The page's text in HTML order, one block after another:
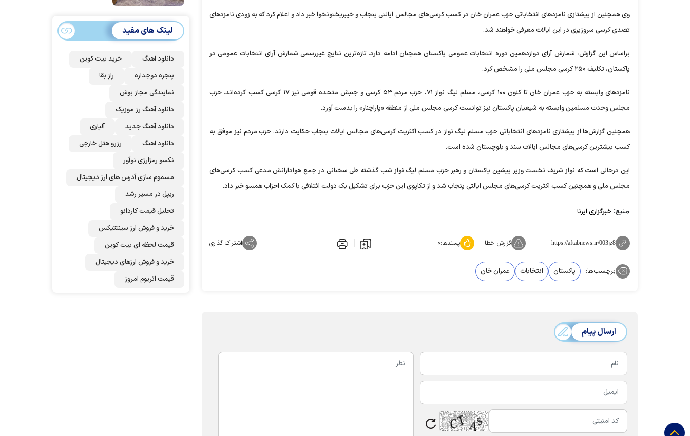
وی همچنین از پیشتازی نامزد‌های انتخاباتی حزب عمران خان در کسب کرسی‌های مجالس ایالتی پنجاب و خیبرپختونخوا خبر داد و اعلام کرد که به زودی نامزد‌های
تصدی کرسی سروزیری در این ایالات معرفی خواهند شد.
براساس این گزارش، شمارش آرای دوازدهمین دوره انتخابات عمومی پاکستان همچنان ادامه دارد. تازه‌ترین نتایج غیررسمی شمارش آرای انتخابات عمومی در
پاکستان، تکلیف ۲۵۰ کرسی مجلس ملی را مشخص کرد.
نامزد‌های وابسته به حزب عمران خان تا کنون ۱۰۰ کرسی، مسلم لیگ نواز ۷۱، حزب مردم ۵۳ کرسی و جنبش متحده قومی نیز ۱۷ کرسی کسب کرده‌اند. حزب
مجلس وحدت مسلمین وابسته به شیعیان پاکستان نیز توانست کرسی مجلس ملی از منطقه «پاراچنار» را بدست آورد.
همچنین گزارش‌ها از پیشتازی نامزد‌های انتخاباتی حزب مسلم لیگ نواز در کسب اکثریت کرسی‌های مجالس ایالات پنجاب حکایت دارند. حزب مردم نیز موفق به
کسب بیشترین کرسی‌های مجالس ایالات سند و بلوچستان شده است.
این درحالی است که نواز شریف نخست وزیر پیشین پاکستان و رهبر حزب مسلم لیگ نواز شب گذشته طی سخنانی در جمع هوادارانش مدعی کسب کرسی‌های
مجلس ملی و همچنین کسب اکثریت کرسی‌های مجلس ایالتی پنجاب شد و از تکاپوی این حزب برای تشکیل یک دولت ائتلافی با کمک احزاب همسو خبر داد.
منبع: خبرگزاری ایرنا
https://aftabnews.ir/003jz8 گزارش خطا پسندها:۰ اشتراک گذاری
برچسب‌ها: پاکستان انتخابات عمران خان
ارسال پیام
لینک های مفید
دانلود اهنگ
خرید بیت کوین
پنجره دوجداره
راز بقا
نمایندگی مجاز بوش
دانلود آهنگ رز‌ موزیک
دانلود آهنگ جدید
آلپاری
دانلود اهنگ
رزرو هتل خارجی
نکسو رمزارزی نوآور
مسموم سازی آدرس های ارز دیجیتال
ریپل در مسیر رشد
تحلیل قیمت کاردانو
خرید و فروش ارز سینتتیکس
قیمت لحظه ای بیت کوین
خرید و فروش ارزهای دیجیتال
قیمت اتریوم امروز